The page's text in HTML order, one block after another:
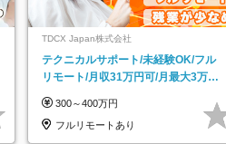
TDCX Japan株式会社
テクニカルサポート/未経験OK/フル
リモート/月収31万円可/月最大3万の
300～400万円
フルリモートあり